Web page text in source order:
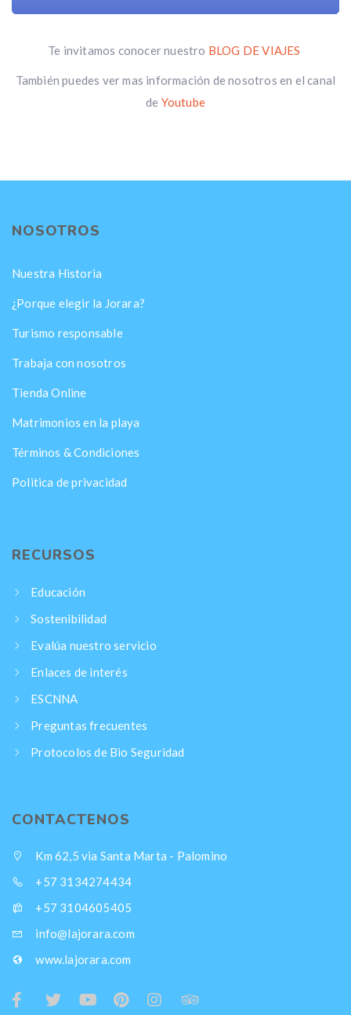
Te invitamos conocer nuestro BLOG DE VIAJES
También puedes ver mas información de nosotros en el canal
de Youtube
NOSOTROS
Nuestra Historia
¿Porque elegir la Jorara?
Turismo responsable
Trabaja con nosotros
Tienda Online
Matrimonios en la playa
Términos & Condiciones
Politica de privacidad
RECURSOS
Educación
Sostenibilidad
Evalúa nuestro servicio
Enlaces de interés
ESCNNA
Preguntas frecuentes
Protocolos de Bio Seguridad
CONTACTENOS
Km 62,5 via Santa Marta - Palomino
+57 3134274434
+57 3104605405
info@lajorara.com
www.lajorara.com